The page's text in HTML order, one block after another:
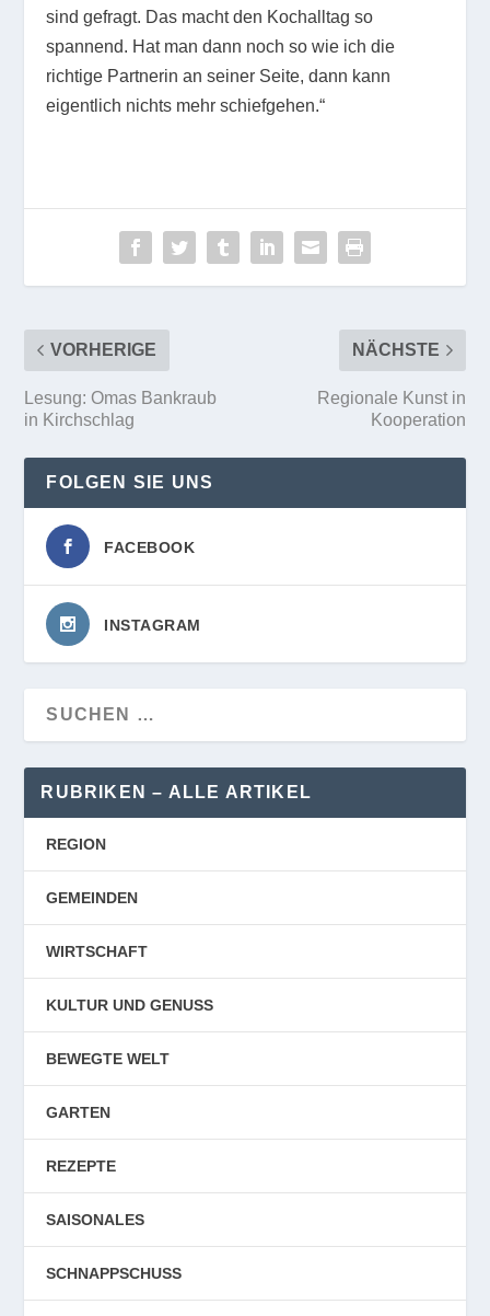
sind gefragt. Das macht den Kochalltag so
spannend. Hat man dann noch so wie ich die
richtige Partnerin an seiner Seite, dann kann
eigentlich nichts mehr schiefgehen.“
VORHERIGE
Lesung: Omas Bankraub
in Kirchschlag
NÄCHSTE
Regionale Kunst in
Kooperation
FOLGEN SIE UNS
FACEBOOK
INSTAGRAM
RUBRIKEN – ALLE ARTIKEL
REGION
GEMEINDEN
WIRTSCHAFT
KULTUR UND GENUSS
BEWEGTE WELT
GARTEN
REZEPTE
SAISONALES
SCHNAPPSCHUSS